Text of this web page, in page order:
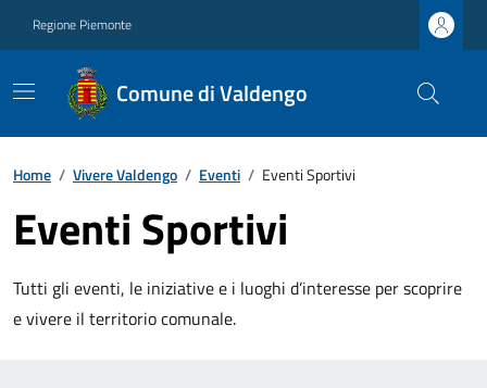
Regione Piemonte
Comune di Valdengo
Home / Vivere Valdengo / Eventi / Eventi Sportivi
Eventi Sportivi
Tutti gli eventi, le iniziative e i luoghi d’interesse per scoprire
e vivere il territorio comunale.